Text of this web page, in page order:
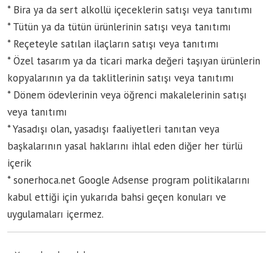
* Bira ya da sert alkollü içeceklerin satışı veya tanıtımı
* Tütün ya da tütün ürünlerinin satışı veya tanıtımı
* Reçeteyle satılan ilaçların satışı veya tanıtımı
* Özel tasarım ya da ticari marka değeri taşıyan ürünlerin
kopyalarının ya da taklitlerinin satışı veya tanıtımı
* Dönem ödevlerinin veya öğrenci makalelerinin satışı
veya tanıtımı
* Yasadışı olan, yasadışı faaliyetleri tanıtan veya
başkalarının yasal haklarını ihlal eden diğer her türlü
içerik
* sonerhoca.net Google Adsense program politikalarını
kabul ettiği için yukarıda bahsi geçen konuları ve
uygulamaları içermez.